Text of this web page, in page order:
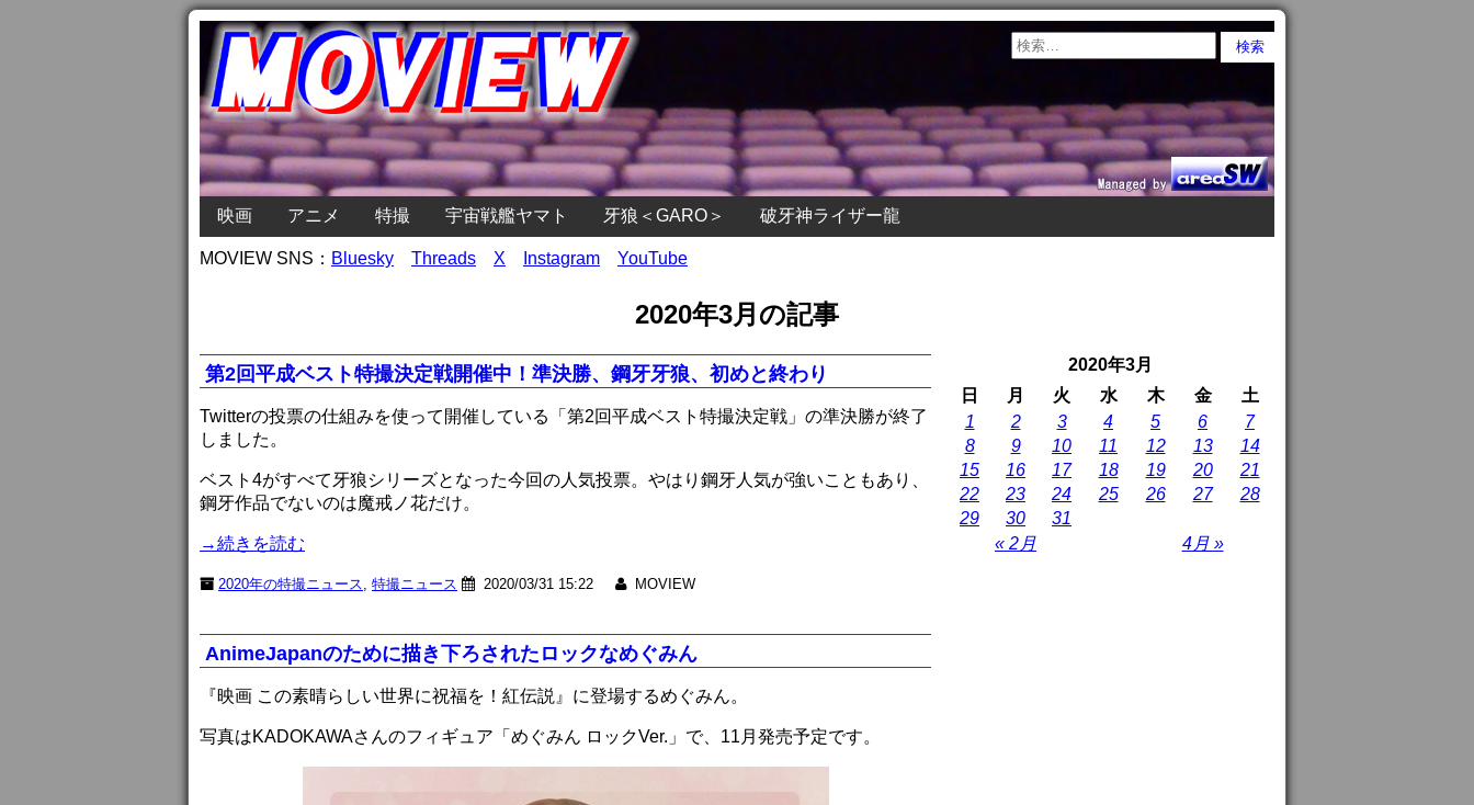
映画 アニメ 特撮 宇宙戦艦ヤマト 牙狼＜GARO＞ 破牙神ライザー龍
MOVIEW SNS： Bluesky Threads X Instagram YouTube
2020年3月の記事
第2回平成ベスト特撮決定戦開催中！準決勝、鋼牙牙狼、初めと終わり
Twitterの投票の仕組みを使って開催している「第2回平成ベスト特撮決定戦」の準決勝が終了
しました。
ベスト4がすべて牙狼シリーズとなった今回の人気投票。やはり鋼牙人気が強いこともあり、
鋼牙作品でないのは魔戒ノ花だけ。
→続きを読む
2020年の特撮ニュース 特撮ニュース 2020/03/31 15:22 MOVIEW
2020年3月
日
月 火 水 木 金 土
« 2月 4月 »
1 2 3 4 5 6
7
8
9 10 11 12 13
14
15
16 17 18 19 20
21
22
23 24 25 26 27
28
29
30 31
AnimeJapanのために描き下ろされたロックなめぐみん
『映画 この素晴らしい世界に祝福を！紅伝説』に登場するめぐみん。
写真はKADOKAWAさんのフィギュア「めぐみん ロックVer.」で、11月発売予定です。